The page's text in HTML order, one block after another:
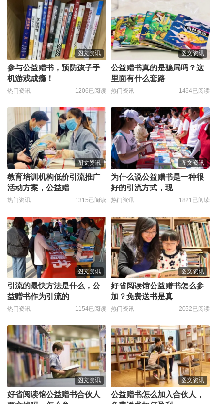
图文资讯
参与公益赠书，预防孩子手
机游戏成瘾！
热门资讯 1206已阅读
图文资讯
公益赠书真的是骗局吗？这
里面有什么套路
热门资讯 1464已阅读
图文资讯
教育培训机构低价引流推广
活动方案，公益赠
热门资讯 1315已阅读
图文资讯
为什么说公益赠书是一种很
好的引流方式，现
热门资讯 1821已阅读
图文资讯
引流的最快方法是什么，公
益赠书作为引流的
热门资讯 1154已阅读
图文资讯
好省阅读馆公益赠书怎么参
加？免费送书是真
热门资讯 2052已阅读
图文资讯
好省阅读馆公益赠书合伙人
图文资讯
公益赠书怎么加入合伙人，